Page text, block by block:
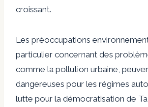
croissant.
Les préoccupations
particulier concernant des
comme la pollution urbaine,
dangereuses pour les régimes
lutte pour la démocratisation de